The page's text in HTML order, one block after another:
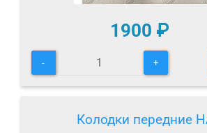
1900 ₽
- +
Колодки передние